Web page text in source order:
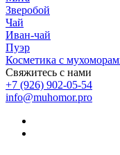
Зверобой
Чай
Иван-чай
Пуэр
Косметика с
Свяжитесь с нами
+7 (926) 902-05-54
info@muhomor.pro